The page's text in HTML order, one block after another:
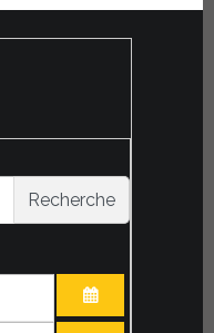
Recherche